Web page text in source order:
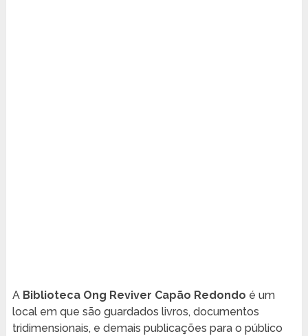
ABiblioteca Ong Reviver Capão Redondo é um
local em que são guardados livros, documentos
tridimensionais, e demais publicações para o público